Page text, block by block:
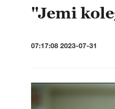
"Jemi
07:17:08 2023-07-31